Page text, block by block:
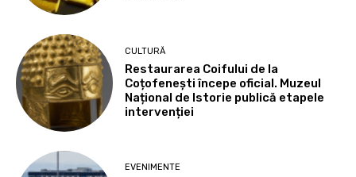
CULTURĂ
Restaurarea Coifului de la
Coțofenești începe oficial. Muzeul
Național de Istorie publică etapele
intervenției
EVENIMENTE